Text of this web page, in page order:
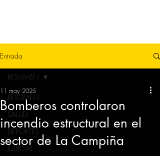
Entrada
RESUMEN
SALUD
DEPORTES
JUDICIAL
RESUMEN
Bomberos controlaron
incendio estructural en el
sector de La Campiña
11 may 2025